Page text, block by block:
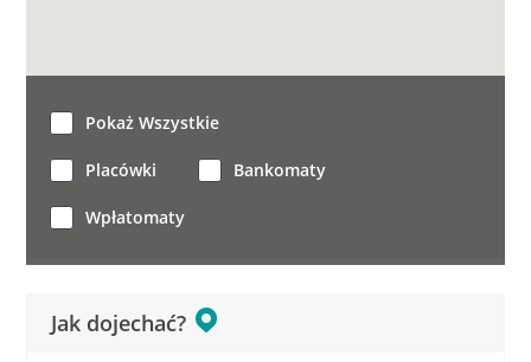
Jak dojechać?
Pokaż Wszystkie
Placówki Bankomaty
Wpłatomaty